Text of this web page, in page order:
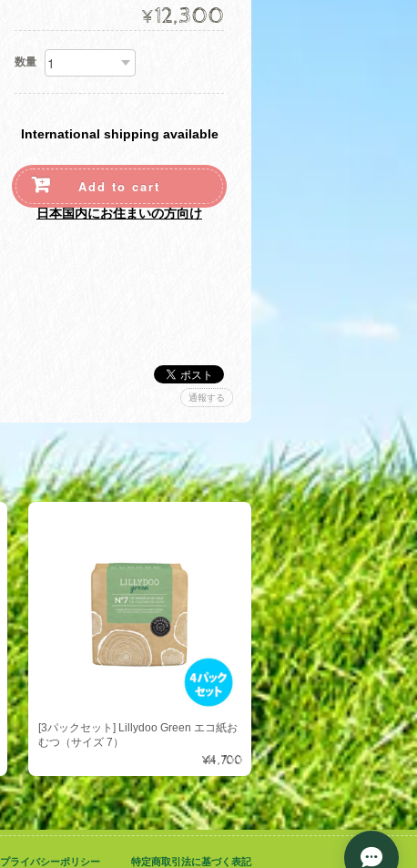
¥12,300
数量
International shipping available
Add to cart
日本国内にお住まいの方向け
通報する
[3パックセット] Lillydoo Green エコ紙お
むつ（サイズ 7）
¥14,700
プライバシーポリシー 特定商取引法に基づく表記